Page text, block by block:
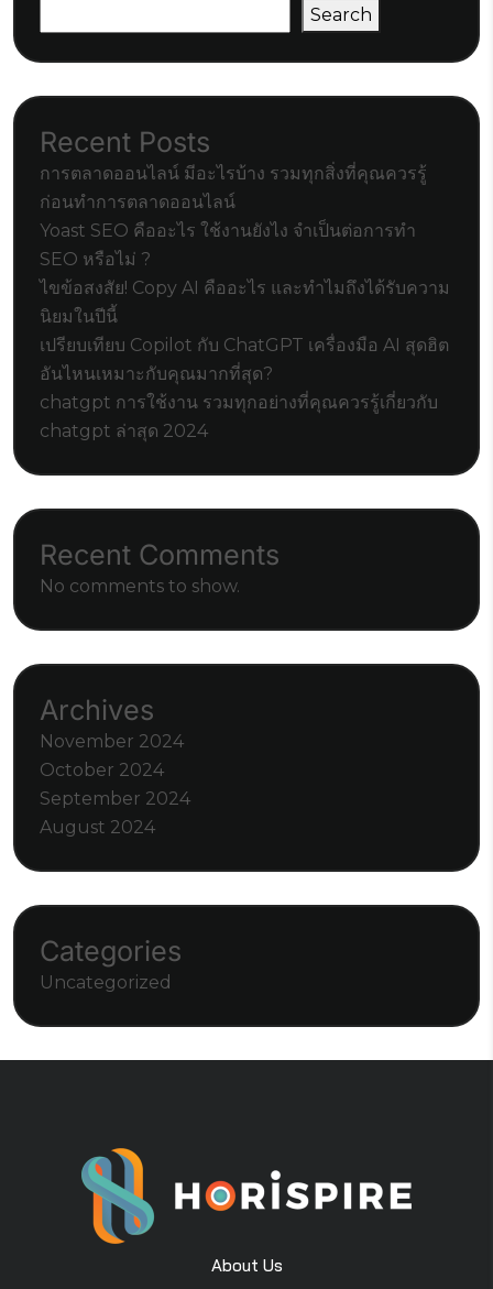
Search
Recent Posts
การตลาดออนไลน์ มีอะไรบ้าง รวมทุกสิ่งที่คุณควรรู้
ก่อนทำการตลาดออนไลน์
Yoast SEO คืออะไร ใช้งานยังไง จำเป็นต่อการทำ
SEO หรือไม่ ?
ไขข้อสงสัย! Copy AI คืออะไร และทำไมถึงได้รับความ
นิยมในปีนี้
เปรียบเทียบ Copilot กับ ChatGPT เครื่องมือ AI สุดฮิต
อันไหนเหมาะกับคุณมากที่สุด?
chatgpt การใช้งาน รวมทุกอย่างที่คุณควรรู้เกี่ยวกับ
chatgpt ล่าสุด 2024
Recent Comments
No comments to show.
Archives
November 2024
October 2024
September 2024
August 2024
Categories
Uncategorized
About Us